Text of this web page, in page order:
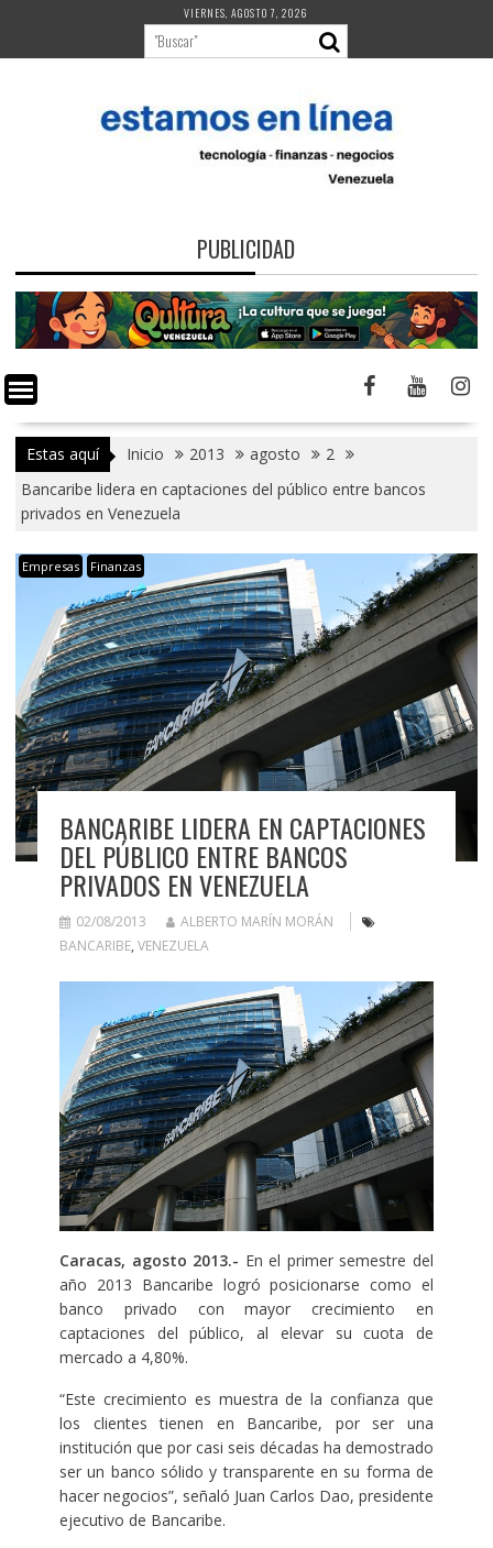
contenido
VIERNES, AGOSTO 7, 2026
PUBLICIDAD
Estas aquí Inicio 2013 agosto
2
Bancaribe lidera en captaciones del público entre bancos
privados en Venezuela
Empresas Finanzas
BANCARIBE LIDERA EN CAPTACIONES
DEL PÚBLICO ENTRE BANCOS
PRIVADOS EN VENEZUELA
02/08/2013
ALBERTO MARÍN MORÁN
BANCARIBE, VENEZUELA
Caracas, agosto 2013.- En el primer semestre del
año 2013 Bancaribe logró posicionarse como el
banco privado con mayor crecimiento en
captaciones del público, al elevar su cuota de
mercado a 4,80%.
“Este crecimiento es muestra de la confianza que
los clientes tienen en Bancaribe, por ser una
institución que por casi seis décadas ha demostrado
ser un banco sólido y transparente en su forma de
hacer negocios”, señaló Juan Carlos Dao, presidente
ejecutivo de Bancaribe.